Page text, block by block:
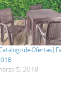
de Ofertas]
5, 2018